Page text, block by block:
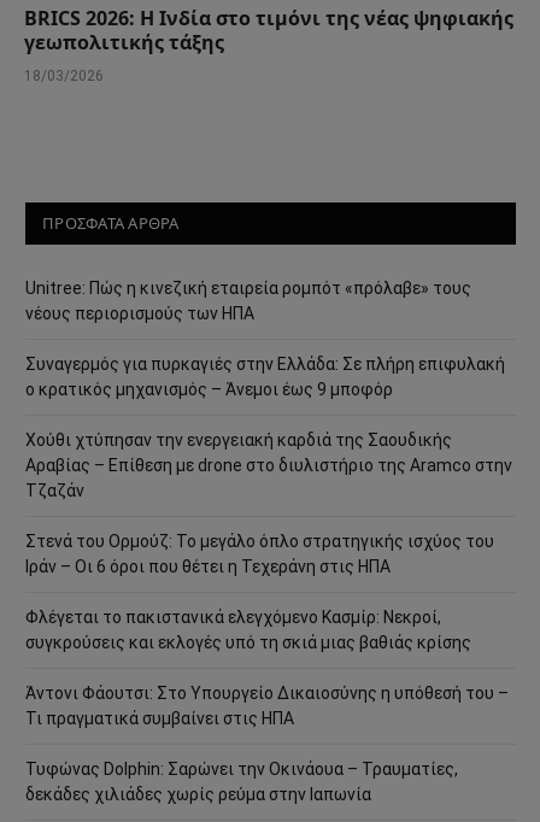
BRICS 2026: Η Ινδία στο τιμόνι της νέας ψηφιακής
γεωπολιτικής τάξης
18/03/2026
ΠΡΟΣΦΑΤΑ ΑΡΘΡΑ
Unitree: Πώς η κινεζική εταιρεία ρομπότ «πρόλαβε» τους
νέους περιορισμούς των ΗΠΑ
Συναγερμός για πυρκαγιές στην Ελλάδα: Σε πλήρη επιφυλακή
ο κρατικός μηχανισμός – Άνεμοι έως 9 μποφόρ
Χούθι χτύπησαν την ενεργειακή καρδιά της Σαουδικής
Αραβίας – Επίθεση με drone στο διυλιστήριο της Aramco στην
Τζαζάν
Στενά του Ορμούζ: Το μεγάλο όπλο στρατηγικής ισχύος του
Ιράν – Οι 6 όροι που θέτει η Τεχεράνη στις ΗΠΑ
Φλέγεται το πακιστανικά ελεγχόμενο Κασμίρ: Νεκροί,
συγκρούσεις και εκλογές υπό τη σκιά μιας βαθιάς κρίσης
Άντονι Φάουτσι: Στο Υπουργείο Δικαιοσύνης η υπόθεσή του –
Τι πραγματικά συμβαίνει στις ΗΠΑ
Τυφώνας Dolphin: Σαρώνει την Οκινάουα – Τραυματίες,
δεκάδες χιλιάδες χωρίς ρεύμα στην Ιαπωνία